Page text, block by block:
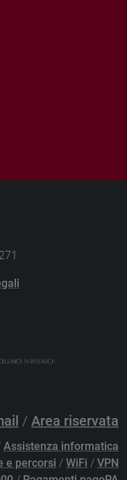
/ Area riservata
Assistenza informatica
e percorsi / WiFi / VPN